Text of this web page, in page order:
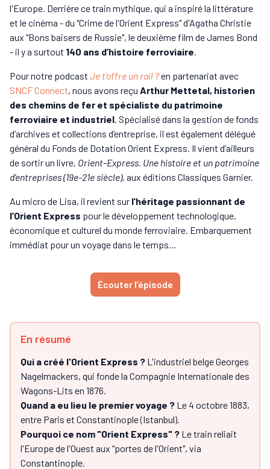
l'Europe. Derrière ce train mythique, qui a inspiré la littérature
et le cinéma - du "Crime de l'Orient Express" d'Agatha Christie
aux "Bons baisers de Russie", le deuxième film de James Bond
- il y a surtout 140 ans d’histoire ferroviaire
Pour notre podcast Je t’offre un rail ?en partenariat avec
SNCF Connect, nous avons reçu Arthur Mettetal, historien
des chemins de fer et spécialiste du patrimoine
ferroviaire et industriel . Spécialisé dans la gestion de fonds
d’archives et collections d’entreprise, il est également délégué
général du Fonds de Dotation Orient Express. Il vient d’ailleurs
de sortir un livre, Orient-Express. Une histoire et un patrimoine
d'entreprises (19e-21e siècle), aux éditions Classiques Garnier.
Au micro de Lisa, il revient sur l’héritage passionnant de
l’Orient Express pour le développement technologique,
économique et culturel du monde ferroviaire. Embarquement
immédiat pour un voyage dans le temps…
Écouter l’épisode
En résumé
Qui a créé l'Orient Express ? L'industriel belge Georges
Nagelmackers, qui fonde la Compagnie Internationale des
Wagons-Lits en 1876.
Quand a eu lieu le premier voyage ? Le 4 octobre 1883,
entre Paris et Constantinople (Istanbul).
Pourquoi ce nom "Orient Express" ? Le train reliait
l'Europe de l'Ouest aux "portes de l'Orient", via
Constantinople.